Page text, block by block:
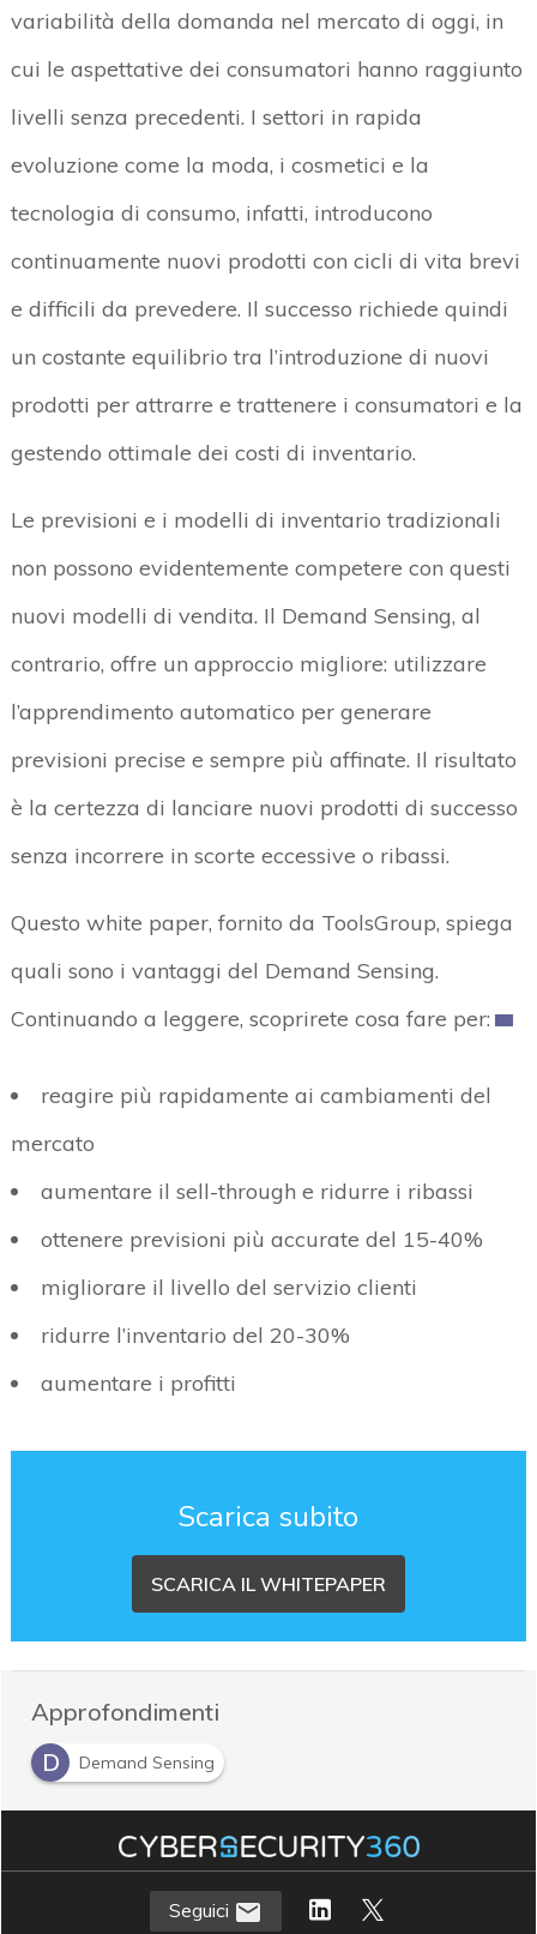
variabilità della domanda nel mercato di oggi, in
cui le aspettative dei consumatori hanno raggiunto
livelli senza precedenti. I settori in rapida
evoluzione come la moda, i cosmetici e la
tecnologia di consumo, infatti, introducono
continuamente nuovi prodotti con cicli di vita brevi
e difficili da prevedere. Il successo richiede quindi
un costante equilibrio tra l’introduzione di nuovi
prodotti per attrarre e trattenere i consumatori e la
gestendo ottimale dei costi di inventario.
Le previsioni e i modelli di inventario tradizionali
non possono evidentemente competere con questi
nuovi modelli di vendita. Il Demand Sensing, al
contrario, offre un approccio migliore: utilizzare
l’apprendimento automatico per generare
previsioni precise e sempre più affinate. Il risultato
è la certezza di lanciare nuovi prodotti di successo
senza incorrere in scorte eccessive o ribassi.
Questo white paper, fornito da ToolsGroup, spiega
quali sono i vantaggi del Demand Sensing.
Continuando a leggere, scoprirete cosa fare per:
reagire più rapidamente ai cambiamenti del
mercato
aumentare il sell-through e ridurre i ribassi
ottenere previsioni più accurate del 15-40%
migliorare il livello del servizio clienti
ridurre l’inventario del 20-30%
aumentare i profitti
Scarica subito
SCARICA IL WHITEPAPER
Approfondimenti
D
Demand Sensing
Seguici